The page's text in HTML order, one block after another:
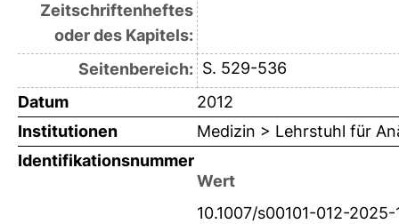
Zeitschriftenheftes
oder des Kapitels:
Seitenbereich: S. 529-536
Datum
2012
Institutionen
Medizin > Lehrstuhl für
Identifikationsnummer
Wert
10.1007/s00101-012-2025-